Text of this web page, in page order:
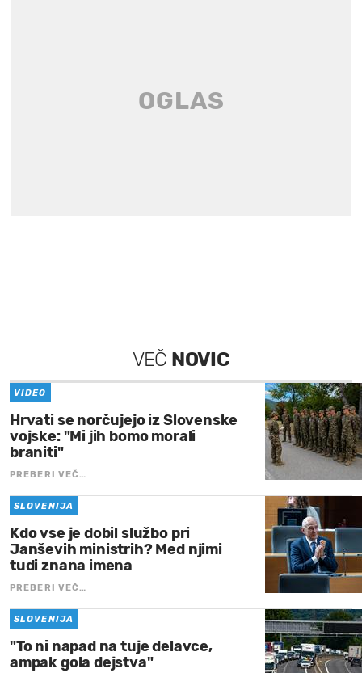
VEČ NOVIC
VIDEO
Hrvati se norčujejo iz Slovenske
vojske: "Mi jih bomo morali
braniti"
PREBERI VEČ…
SLOVENIJA
Kdo vse je dobil službo pri
Janševih ministrih? Med njimi
tudi znana imena
PREBERI VEČ…
SLOVENIJA
"To ni napad na tuje delavce,
ampak gola dejstva"